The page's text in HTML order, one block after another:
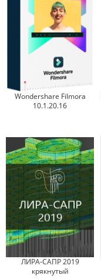
Wondershare Filmora
10.1.20.16
ЛИРА-САПР 2019
крякнутый